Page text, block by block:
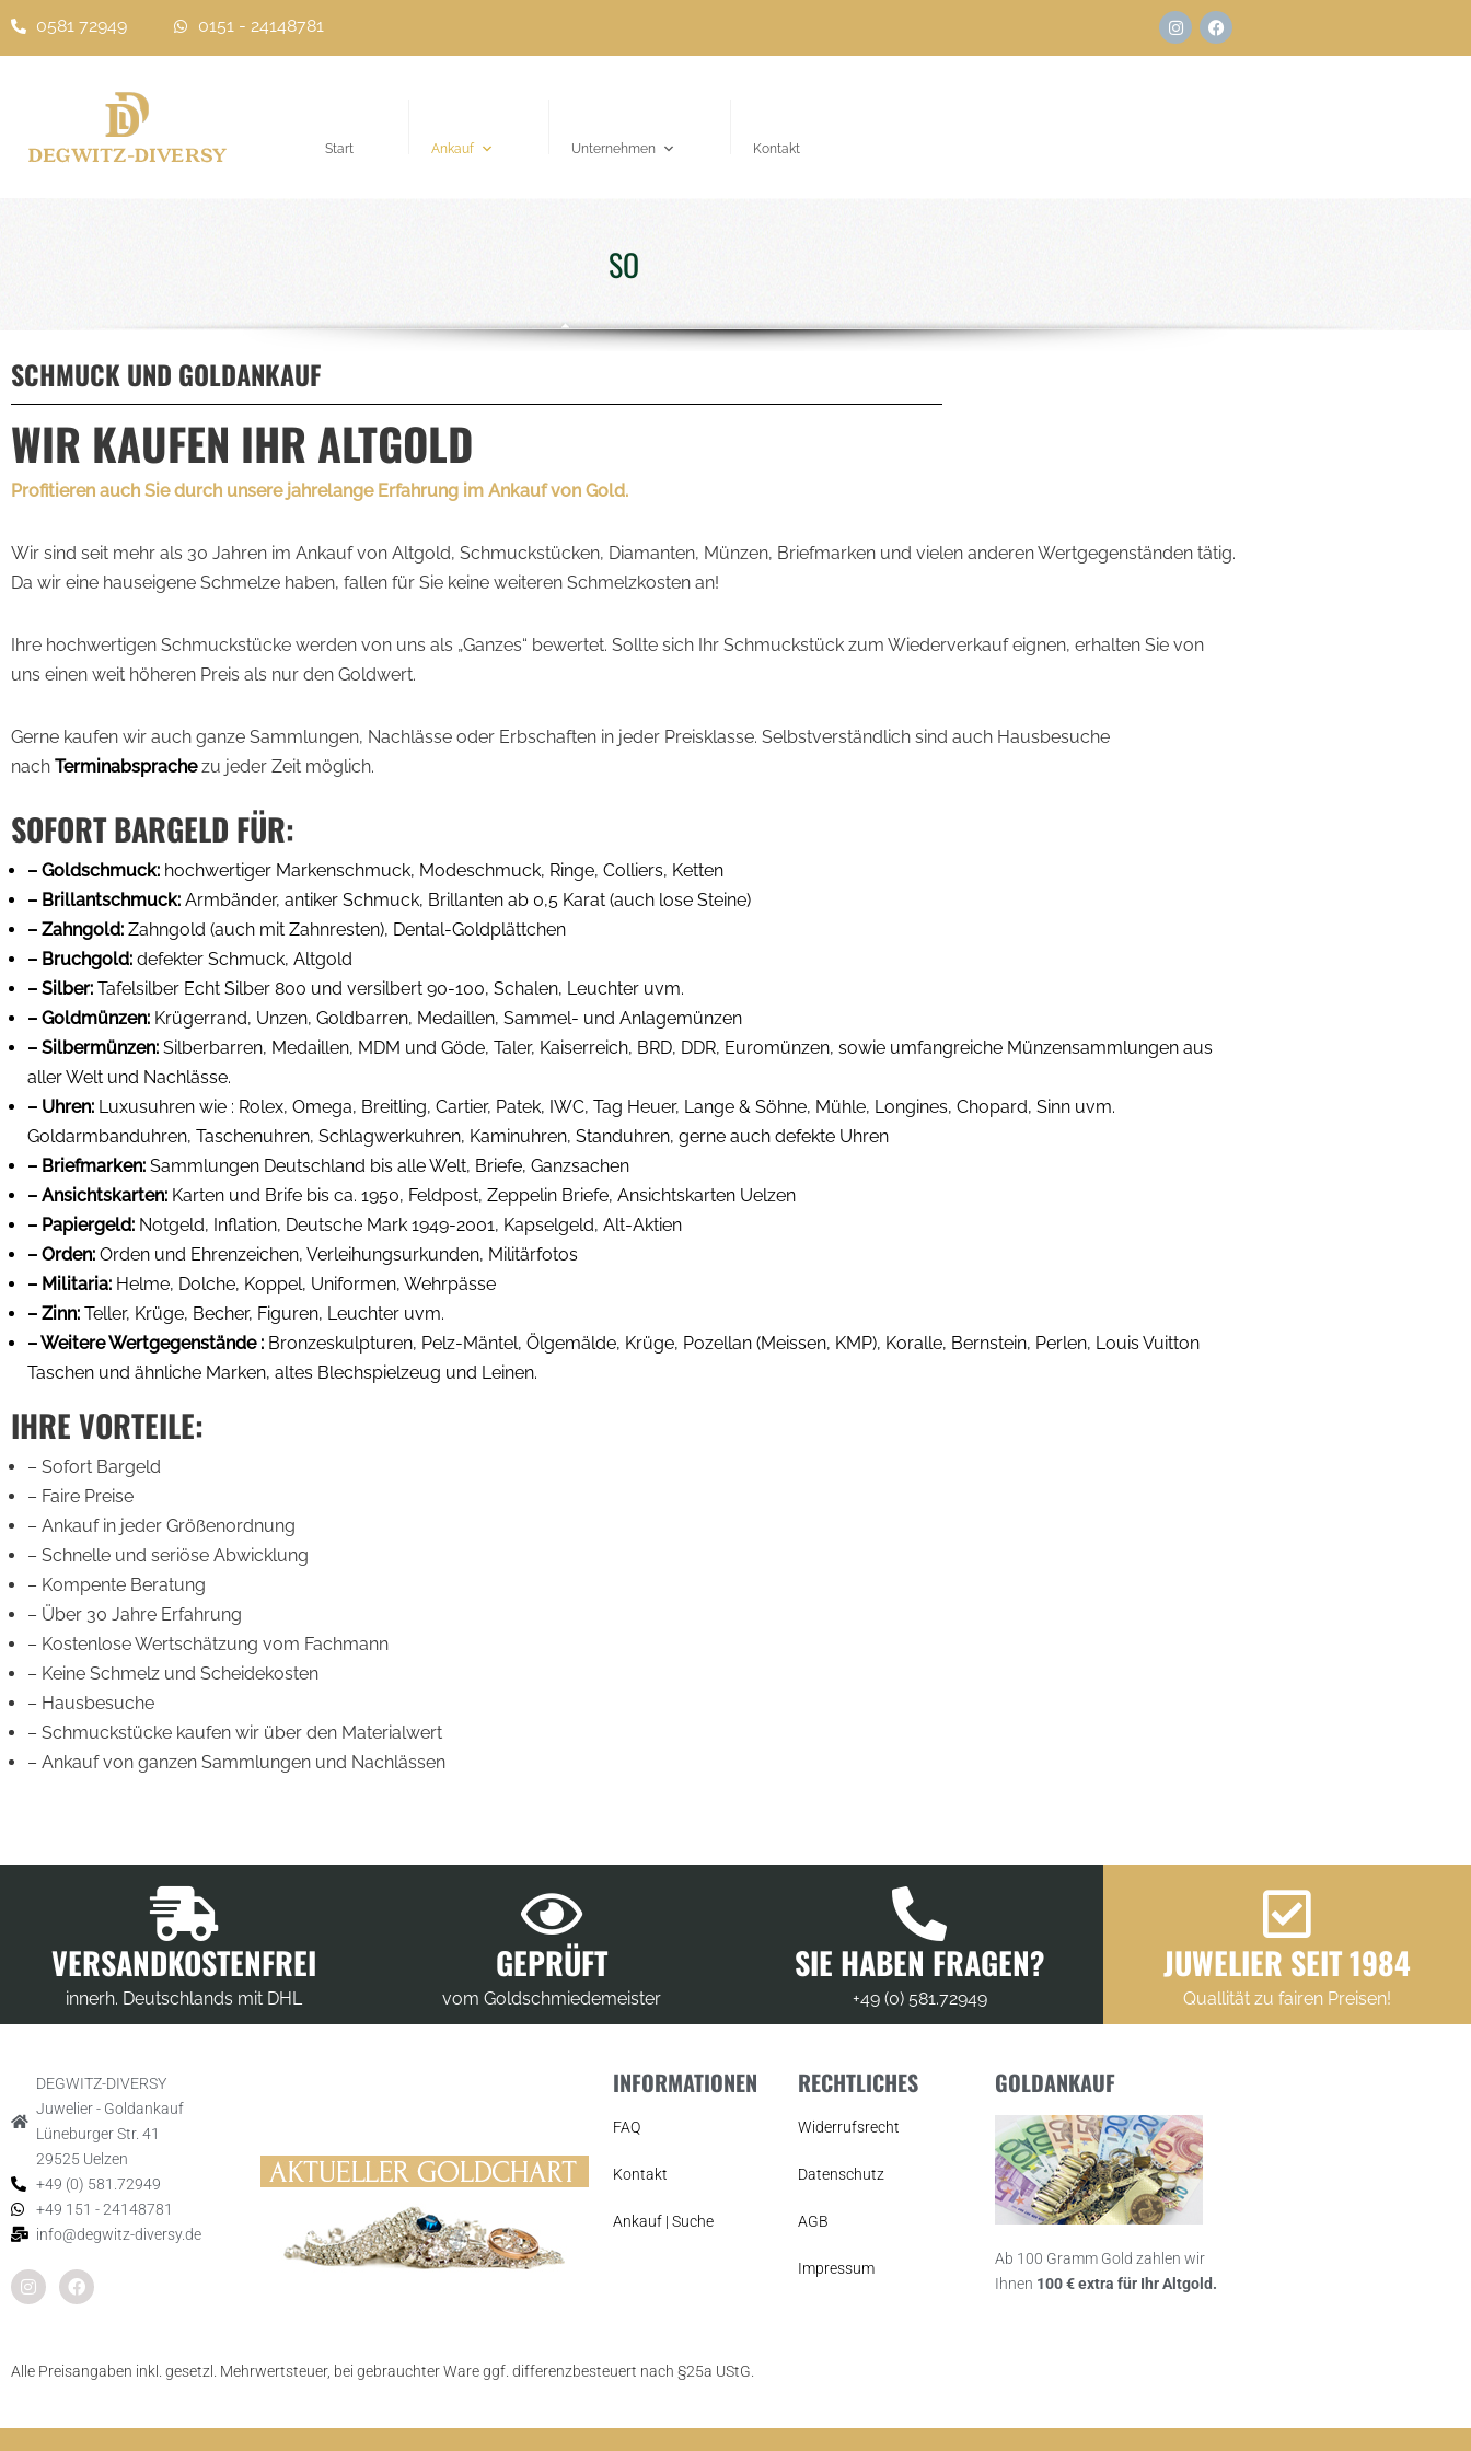
Zum
0581 72949 0151 - 24148781
Start Ankauf Unternehmen Kontakt
OFO
SCHMUCK UND GOLDANKAUF
WIR KAUFEN IHR ALTGOLD
Profitieren auch Sie durch unsere jahrelange Erfahrung im Ankauf von Gold.
Wir sind seit mehr als 30 Jahren im Ankauf von Altgold, Schmuckstücken, Diamanten, Münzen, Briefmarken und vielen anderen Wertgegenständen tätig.
Da wir eine hauseigene Schmelze haben, fallen für Sie keine weiteren Schmelzkosten an!
Ihre hochwertigen Schmuckstücke werden von uns als „Ganzes“ bewertet. Sollte sich Ihr Schmuckstück zum Wiederverkauf eignen, erhalten Sie von
uns einen weit höheren Preis als nur den Goldwert.
Gerne kaufen wir auch ganze Sammlungen, Nachlässe oder Erbschaften in jeder Preisklasse. Selbstverständlich sind auch Hausbesuche
nach Terminabsprachezu jeder Zeit möglich.
SOFORT BARGELD FÜR:
– Goldschmuck: hochwertiger Markenschmuck, Modeschmuck, Ringe, Colliers, Ketten
– Brillantschmuck: Armbänder, antiker Schmuck, Brillanten ab 0,5 Karat (auch lose Steine)
– Zahngold: Zahngold (auch mit Zahnresten), Dental-Goldplättchen
– Bruchgold: defekter Schmuck, Altgold
– Silber: Tafelsilber Echt Silber 800 und versilbert 90-100, Schalen, Leuchter uvm.
– Goldmünzen: Krügerrand, Unzen, Goldbarren, Medaillen, Sammel- und Anlagemünzen
– Silbermünzen: Silberbarren, Medaillen, MDM und Göde, Taler, Kaiserreich, BRD, DDR, Euromünzen, sowie umfangreiche Münzensammlungen aus
aller Welt und Nachlässe.
– Uhren: Luxusuhren wie : Rolex, Omega, Breitling, Cartier, Patek, IWC, Tag Heuer, Lange & Söhne, Mühle, Longines, Chopard, Sinn uvm.
Goldarmbanduhren, Taschenuhren, Schlagwerkuhren, Kaminuhren, Standuhren, gerne auch defekte Uhren
– Briefmarken: Sammlungen Deutschland bis alle Welt, Briefe, Ganzsachen
– Ansichtskarten: Karten und Brife bis ca. 1950, Feldpost, Zeppelin Briefe, Ansichtskarten Uelzen
– Papiergeld: Notgeld, Inflation, Deutsche Mark 1949-2001, Kapselgeld, Alt-Aktien
– Orden: Orden und Ehrenzeichen, Verleihungsurkunden, Militärfotos
– Militaria: Helme, Dolche, Koppel, Uniformen, Wehrpässe
– Zinn: Teller, Krüge, Becher, Figuren, Leuchter uvm.
– Weitere Wertgegenstände : Bronzeskulpturen, Pelz-Mäntel, Ölgemälde, Krüge, Pozellan (Meissen, KMP), Koralle, Bernstein, Perlen, Louis Vuitton
Taschen und ähnliche Marken, altes Blechspielzeug und Leinen.
IHRE VORTEILE:
– Sofort Bargeld
– Faire Preise
– Ankauf in jeder Größenordnung
– Schnelle und seriöse Abwicklung
– Kompente Beratung
– Über 30 Jahre Erfahrung
– Kostenlose Wertschätzung vom Fachmann
– Keine Schmelz und Scheidekosten
– Hausbesuche
– Schmuckstücke kaufen wir über den Materialwert
– Ankauf von ganzen Sammlungen und Nachlässen
VERSANDKOSTENFREI
innerh. Deutschlands mit DHL
GEPRÜFT
vom Goldschmiedemeister
SIE HABEN FRAGEN?
+49 (0) 581.72949
JUWELIER SEIT 1984
Quallität zu fairen Preisen!
DEGWITZ-DIVERSY
Juwelier - Goldankauf
Lüneburger Str. 41
29525 Uelzen
+49 (0) 581.72949
+49 151 - 24148781
info@degwitz-diversy.de
INFORMATIONEN
FAQ
Kontakt
Ankauf | Suche
RECHTLICHES
Widerrufsrecht
Datenschutz
AGB
Impressum
GOLDANKAUF
Ab 100 Gramm Gold zahlen wir
Ihnen 100 € extra für Ihr Altgold.
Alle Preisangaben inkl. gesetzl. Mehrwertsteuer, bei gebrauchter Ware ggf. differenzbesteuert nach §25a UStG.